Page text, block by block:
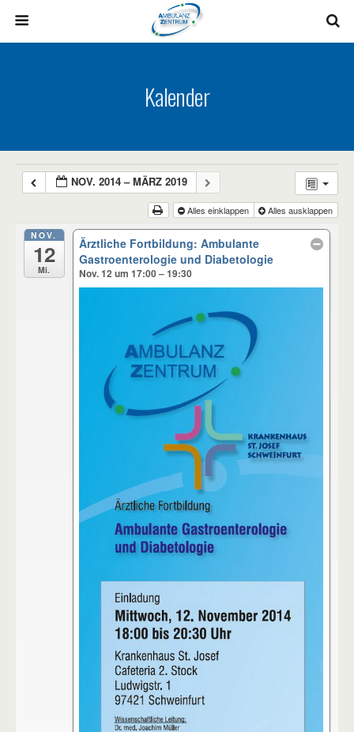
Kalender
NOV. 2014 – MÄRZ 2019
Alles einklappen Alles ausklappen
NOV.
12
Mi.
Ärztliche Fortbildung: Ambulante
Gastroenterologie und Diabetologie
Nov. 12 um 17:00 – 19:30